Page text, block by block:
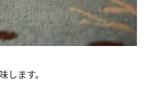
ます。